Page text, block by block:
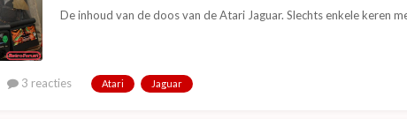
De inhoud van de doos van de Atari Jaguar. Slechts enkele keren
3 reacties Atari Jaguar